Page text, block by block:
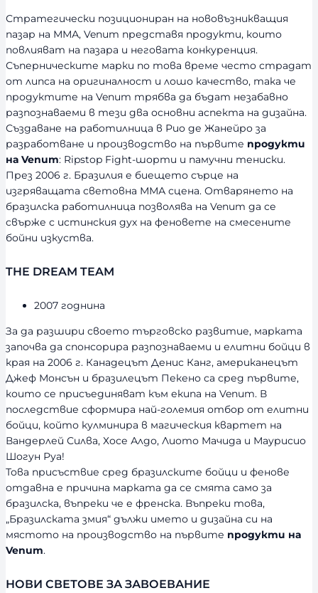
Стратегически позициониран на нововъзникващия
пазар на ММА, Venum представя продукти, които
повлияват на пазара и неговата конкуренция.
Съперническите марки по това време често страдат
от липса на оригиналност и лошо качество, така че
продуктите на Venum трябва да бъдат незабавно
разпознаваеми в тези два основни аспекта на дизайна.
Създаване на работилница в Рио де Жанейро за
разработване и производство на първите продукти
на Venum: Ripstop Fight-шорти и памучни тениски.
През 2006 г. Бразилия е биещето сърце на
изгряващата световна ММА сцена. Отварянето на
бразилска работилница позволява на Venum да се
свърже с истинския дух на феновете на смесените
бойни изкуства.
THE DREAM TEAM
2007 годнина
За да разшири своето търговско развитие, марката
започва да спонсорира разпознаваеми и елитни бойци в
края на 2006 г. Канадецът Денис Канг, американецът
Джеф Монсън и бразилецът Пекено са сред първите,
които се присъединяват към екипа на Venum. В
последствие сформира най-големия отбор от елитни
бойци, който кулминира в магическия квартет на
Вандерлей Силва, Хосе Алдо, Лиото Мачида и Маурисио
Шогун Руа!
Това присъствие сред бразилските бойци и фенове
отдавна е причина марката да се смята само за
бразилска, въпреки че е френска. Въпреки това,
„Бразилската змия“ дължи името и дизайна си на
мястото на производство на първите продукти на
Venum.
НОВИ СВЕТОВЕ ЗА ЗАВОЕВАНИЕ